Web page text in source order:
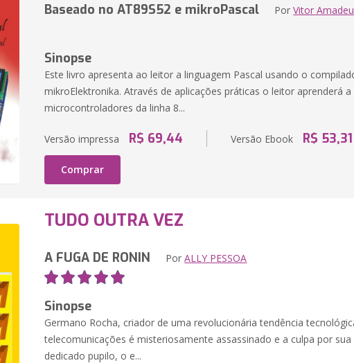
Baseado no AT89S52 e mikroPascal PorVitor
Sinopse
Este livro apresenta ao leitor a linguagem Pascal usando o
mikroElektronika. Através de aplicações práticas o leitor aprenderá
microcontroladores da linha 8...
Versão impressa R$ 69,44 Versão Ebook R$ 53,31
Comprar
TUDO OUTRA VEZ
A FUGA DE RONIN PorALLY PESSOA
Sinopse
Germano Rocha, criador de uma revolucionária tendência
telecomunicações é misteriosamente assassinado e a culpa por
dedicado pupilo, o e...